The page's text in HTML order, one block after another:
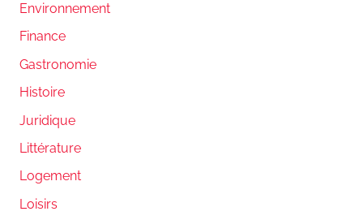
Environnement
Finance
Gastronomie
Histoire
Juridique
Littérature
Logement
Loisirs